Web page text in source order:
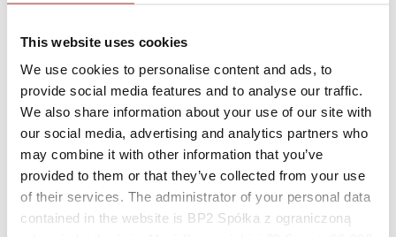
This website uses cookies
We use cookies to personalise content and ads, to
provide social media features and to analyse our traffic.
We also share information about your use of our site with
our social media, advertising and analytics partners who
may combine it with other information that you’ve
provided to them or that they’ve collected from your use
of their services. The administrator of your personal data
contained in the website is BP2 Spółka z ograniczoną
Distributoři
Zákaznická zóna – eProfil
Soubory ke stažení
Marketingová nabídka